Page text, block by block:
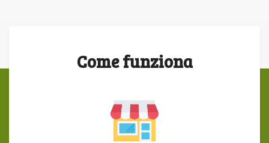
Come funziona